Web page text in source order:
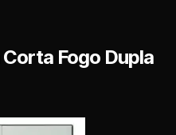
Fogo Dupla